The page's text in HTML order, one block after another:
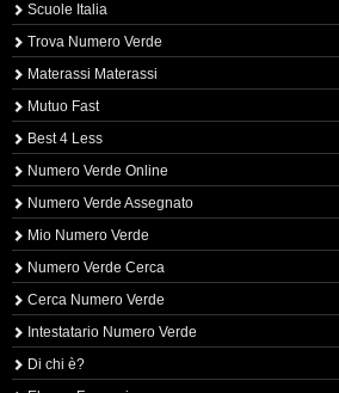
Scuole Italia
Trova Numero Verde
Materassi Materassi
Mutuo Fast
Best 4 Less
Numero Verde Online
Numero Verde Assegnato
Mio Numero Verde
Numero Verde Cerca
Cerca Numero Verde
Intestatario Numero Verde
Di chi è?